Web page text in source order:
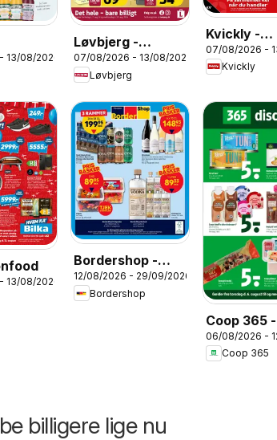
uge
08/2026
Løvbjerg -
Tilbudsavis uge
33
07/08/2026 - 13/08/2026
Løvbjerg
Kvickly -
32
07/08/2026 -
Kvickly
08/2026
Bordershop -
Tilbudsavis
12/08/2026 - 29/09/2026
Bordershop
Coop 365 -
32
06/08/2026 -
Coop 365
billigere lige nu